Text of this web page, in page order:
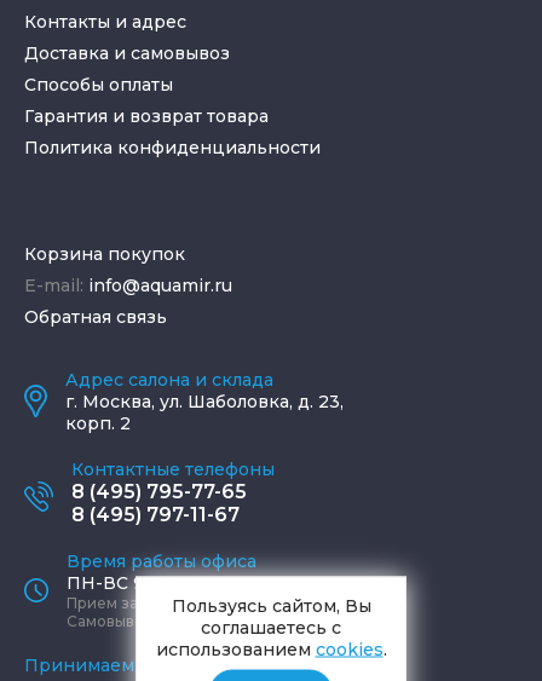
Контакты и адрес
Доставка и самовывоз
Способы оплаты
Гарантия и возврат товара
Политика конфиденциальности
Корзина покупок
E-mail: info@aquamir.ru
Обратная связь
Адрес салона и склада
г. Москва, ул. Шаболовка, д. 23,
корп. 2
Контактные телефоны
8 (495) 795-77-65
8 (495) 797-11-67
Время работы офиса
ПН-ВС 9:00 - 19:00
Прием заказов круглосуточно
Самовывоз ПН-СБ 9-19, ВС 12-17
Принимаем к оплате
Пользуясь сайтом, Вы
соглашаетесь с
использованием cookies.